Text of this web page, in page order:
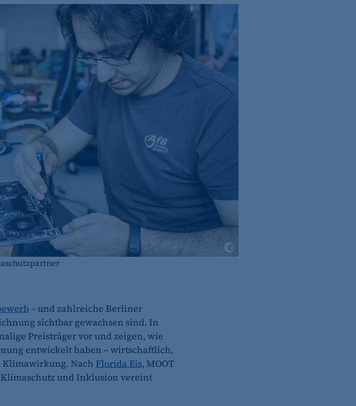
– und zahlreiche Berliner
sichtbar gewachsen sind. In
Preisträger vor und zeigen, wie
entwickelt haben – wirtschaftlich,
Klimawirkung. Nach Florida Eis, MOOT
und Inklusion vereint